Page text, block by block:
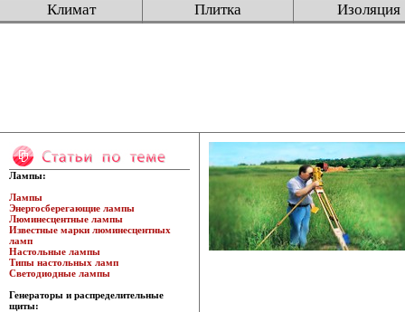
Климат
Плитка Изоляция
Лампы:
Лампы
Энергосберегающие лампы
Люминесцентные лампы
Известные марки люминесцентных
ламп
Настольные лампы
Типы настольных ламп
Светодиодные лампы
Генераторы и распределительные
щиты: